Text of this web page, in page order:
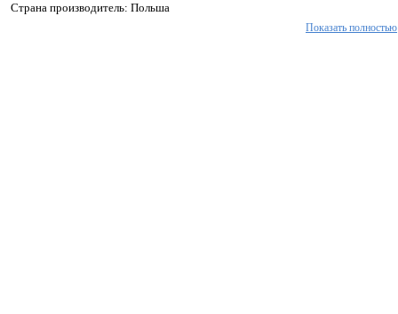
Страна производитель: Польша
Показать полностью